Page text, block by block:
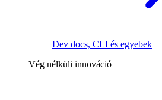
Dev docs, CLI és egyebek
Vég nélküli innováció